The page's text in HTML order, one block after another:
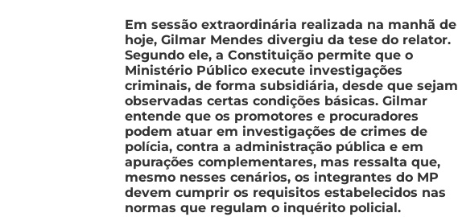
Em sessão extraordinária realizada na manhã de
hoje, Gilmar Mendes divergiu da tese do relator.
Segundo ele, a Constituição permite que o
Ministério Público execute investigações
criminais, de forma subsidiária, desde que sejam
observadas certas condições básicas. Gilmar
entende que os promotores e procuradores
podem atuar em investigações de crimes de
polícia, contra a administração pública e em
apurações complementares, mas ressalta que,
mesmo nesses cenários, os integrantes do MP
devem cumprir os requisitos estabelecidos nas
normas que regulam o inquérito policial.